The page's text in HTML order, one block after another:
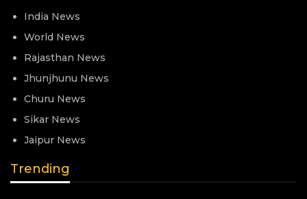
India News
World News
Rajasthan News
Jhunjhunu News
Churu News
Sikar News
Jaipur News
Trending